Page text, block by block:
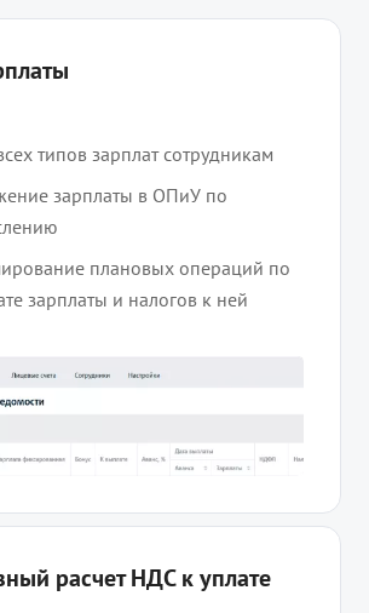
типов зарплат сотрудникам
зарплаты в ОПиУ по
плановых операций по
зарплаты и налогов к ней
расчет НДС к уплате